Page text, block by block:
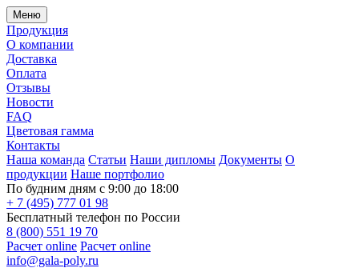
Меню
Продукция
О компании
Доставка
Оплата
Отзывы
Новости
FAQ
Цветовая гамма
Контакты
Наша команда Статьи Наши дипломы Документы О
продукции Наше портфолио
По будним дням с 9:00 до 18:00
+ 7 (495) 777 01 98
Бесплатный телефон по России
8 (800) 551 19 70
Расчет online Расчет online
info@gala-poly.ru